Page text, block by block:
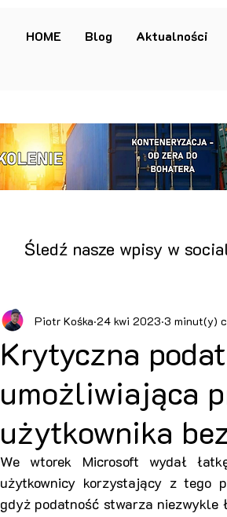
HOME Blog Aktualności
Śledź nasze wpisy w
Krytyczna
umożliwiająca
użytkownika
Piotr Kośka 24 kwi 2023 3 minut(y)
We wtorek Microsoft wydał
użytkownicy korzystający z tego
gdyż podatność stwarza niezwykle